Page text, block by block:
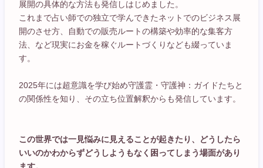
展開の具体的な方法も発信しはじめました。
これまで占い師での独立で学んできたネットでのビジネス展
開のさせ方、自動での販売ルートの構築や効率的な集客方
法、など現実にお金を稼ぐルートづくりなども綴っていま
す。
2025年には超意識を学び始め守護霊・守護神：ガイドたちと
の関係性を知り、その立ち位置解釈からも発信しています。
この世界では一見悩みに見えることが起きたり、どうしたら
いいのかわからずどうしようもなく困ってしまう場面があり
ます。